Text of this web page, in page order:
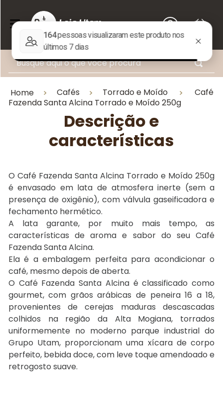
Busque aqui o que você procura
Home Cafés Torrado e Moído
Café
Fazenda Santa Alcina Torrado e Moído 250g
Descrição e
características
O Café Fazenda Santa Alcina Torrado e Moído 250g
é envasado em lata de atmosfera inerte (sem a
presença de oxigênio), com válvula gaseificadora e
fechamento hermético.
A lata garante, por muito mais tempo, as
características de aroma e sabor do seu Café
Fazenda Santa Alcina.
Ela é a embalagem perfeita para acondicionar o
café, mesmo depois de aberta.
O Café Fazenda Santa Alcina é classificado como
gourmet, com grãos arábicas de peneira 16 a 18,
provenientes de cerejas maduras descascadas
colhidos na região da Alta Mogiana, torrados
uniformemente no moderno parque industrial do
Grupo Utam, proporcionam uma xícara de corpo
perfeito, bebida doce, com leve toque amendoado e
retrogosto suave.